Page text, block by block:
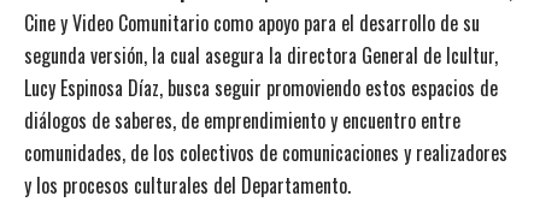
Cine y Video Comunitario como apoyo para el desarrollo de su
segunda versión, la cual asegura la directora General de Icultur,
Lucy Espinosa Díaz, busca seguir promoviendo estos espacios de
diálogos de saberes, de emprendimiento y encuentro entre
comunidades, de los colectivos de comunicaciones y realizadores
y los procesos culturales del Departamento.